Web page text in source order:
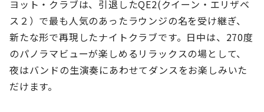
ヨット・クラブは、引退したQE2(クイーン・エリザベ
ス２）で最も人気のあったラウンジの名を受け継ぎ、
新たな形で再現したナイトクラブです。日中は、270度
のパノラマビューが楽しめるリラックスの場として、
夜はバンドの生演奏にあわせてダンスをお楽しみいた
だけます。